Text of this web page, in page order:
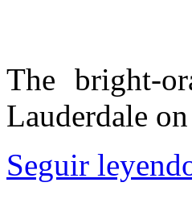
The bright-
Lauderdale
Seguir